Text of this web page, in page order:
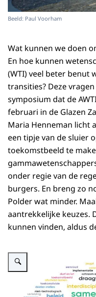
Beeld: Paul Voorham
Wat kunnen we doen
En hoe kunnen
(WTI) veel beter benut
transities? Deze
symposium dat de
februari in de Glazen
Maria Henneman licht
een tipje van de sluier
toekomstbeeld te
onder regie van de
burgers. En breng zo
Polder wat minder.
aantrekkelijke keuzes.
kunnen vinden, aldus
Vergroot afbeelding Wat moet